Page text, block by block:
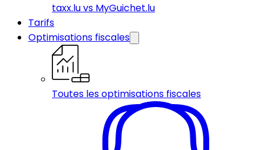
taxx.lu vs MyGuichet.lu
Tarifs
Optimisations fiscales
Toutes les optimisations fiscales